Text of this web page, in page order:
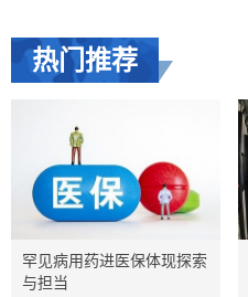
热门推荐
罕见病用药进医保体现探索
与担当